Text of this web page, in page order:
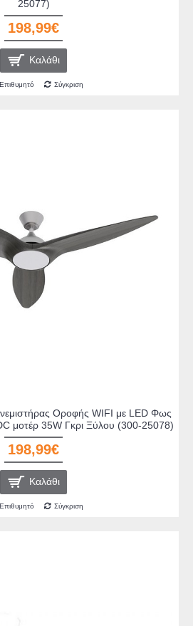
25077)
198,99€
Καλάθι
Επιθυμητό Σύγκριση
Οροφής WIFI με LED Φως
μοτέρ 35W Γκρι Ξύλου (300-25078)
198,99€
Καλάθι
Επιθυμητό Σύγκριση